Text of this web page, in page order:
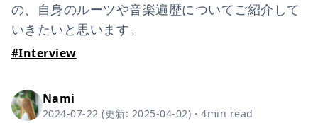
の、自身のルーツや音楽遍歴についてご紹介して
いきたいと思います。
#Interview
Nami
2024-07-22 (更新: 2025-04-02) ・4min read